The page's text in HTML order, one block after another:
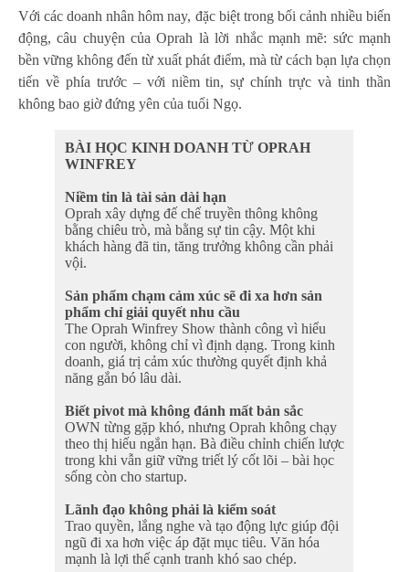
Với các doanh nhân hôm nay, đặc biệt trong bối cảnh nhiều biến
động, câu chuyện của Oprah là lời nhắc mạnh mẽ: sức mạnh
bền vững không đến từ xuất phát điểm, mà từ cách bạn lựa chọn
tiến về phía trước – với niềm tin, sự chính trực và tinh thần
không bao giờ đứng yên của tuổi Ngọ.
BÀI HỌC KINH DOANH TỪ OPRAH
WINFREY
Niềm tin là tài sản dài hạn
Oprah xây dựng đế chế truyền thông không
bằng chiêu trò, mà bằng sự tin cậy. Một khi
khách hàng đã tin, tăng trưởng không cần phải
vội.
Sản phẩm chạm cảm xúc sẽ đi xa hơn sản
phẩm chỉ giải quyết nhu cầu
The Oprah Winfrey Show thành công vì hiểu
con người, không chỉ vì định dạng. Trong kinh
doanh, giá trị cảm xúc thường quyết định khả
năng gắn bó lâu dài.
Biết pivot mà không đánh mất bản sắc
OWN từng gặp khó, nhưng Oprah không chạy
theo thị hiếu ngắn hạn. Bà điều chỉnh chiến lược
trong khi vẫn giữ vững triết lý cốt lõi – bài học
sống còn cho startup.
Lãnh đạo không phải là kiểm soát
Trao quyền, lắng nghe và tạo động lực giúp đội
ngũ đi xa hơn việc áp đặt mục tiêu. Văn hóa
mạnh là lợi thế cạnh tranh khó sao chép.